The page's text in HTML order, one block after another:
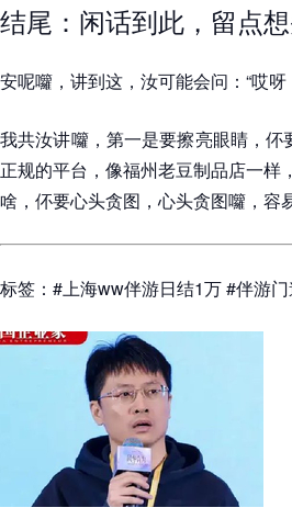
结尾：闲话到此，留点
安呢囖，讲到这，汝可能会问：“哎
我共汝讲囖，第一是要擦亮眼睛，伓
正规的平台，像福州老豆制品店一
啥，伓要心头贪图，心头贪图囖，容
标签：#上海ww伴游日结1万 #伴游